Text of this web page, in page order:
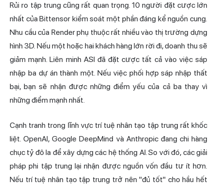
Rủi ro tập trung cũng rất quan trọng. 10 người đặt cược lớn
nhất của Bittensor kiểm soát một phần đáng kể nguồn cung.
Nhu cầu của Render phụ thuộc rất nhiều vào thị trường dựng
hình 3D. Nếu một hoặc hai khách hàng lớn rời đi, doanh thu sẽ
giảm mạnh. Liên minh ASI đã đặt cược tất cả vào việc sáp
nhập ba dự án thành một. Nếu việc phối hợp sáp nhập thất
bại, bạn sẽ nhận được những điểm yếu của cả ba thay vì
những điểm mạnh nhất.
Cạnh tranh trong lĩnh vực trí tuệ nhân tạo tập trung rất khốc
liệt. OpenAI, Google DeepMind và Anthropic đang chi hàng
chục tỷ đô la để xây dựng các hệ thống AI. So với đó, các giải
pháp phi tập trung lại nhận được nguồn vốn đầu tư ít hơn.
Nếu trí tuệ nhân tạo tập trung trở nên "đủ tốt" cho hầu hết